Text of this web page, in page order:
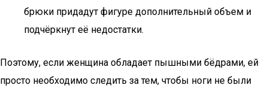
брюки придадут фигуре дополнительный объем и
подчёркнут её недостатки.
Поэтому, если женщина обладает пышными бёдрами, ей
просто необходимо следить за тем, чтобы ноги не были